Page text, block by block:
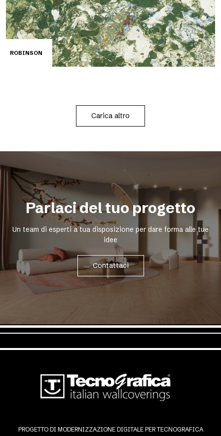
ROBINSON
Carica altro
Parlaci del tuo progetto
Un team di esperti a tua disposizione per dare forma alle tue
idee
Contattaci
PROGETTO DI MODERNIZZAZIONE DIGITALE PER TECNOGRAFICA